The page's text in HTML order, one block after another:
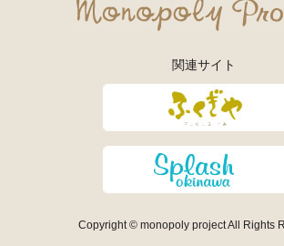
関連サイト
Copyright © monopoly project All Rights